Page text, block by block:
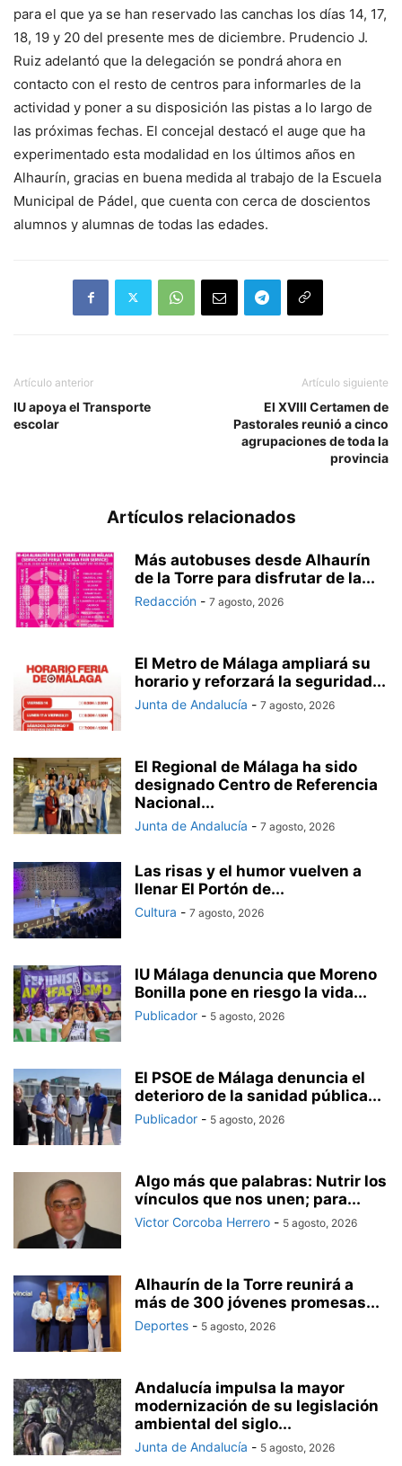
para el que ya se han reservado las canchas los días 14, 17,
18, 19 y 20 del presente mes de diciembre. Prudencio J.
Ruiz adelantó que la delegación se pondrá ahora en
contacto con el resto de centros para informarles de la
actividad y poner a su disposición las pistas a lo largo de
las próximas fechas. El concejal destacó el auge que ha
experimentado esta modalidad en los últimos años en
Alhaurín, gracias en buena medida al trabajo de la Escuela
Municipal de Pádel, que cuenta con cerca de doscientos
alumnos y alumnas de todas las edades.
Artículo anterior
IU apoya el Transporte
escolar
Artículo siguiente
El XVIII Certamen de
Pastorales reunió a cinco
agrupaciones de toda la
provincia
Artículos relacionados
Más autobuses desde Alhaurín
de la Torre para disfrutar de la...
Redacción - 7 agosto, 2026
El Metro de Málaga ampliará su
horario y reforzará la seguridad...
Junta de Andalucía - 7 agosto, 2026
El Regional de Málaga ha sido
designado Centro de Referencia
Nacional...
Junta de Andalucía - 7 agosto, 2026
Las risas y el humor vuelven a
llenar El Portón de...
Cultura - 7 agosto, 2026
IU Málaga denuncia que Moreno
Bonilla pone en riesgo la vida...
Publicador - 5 agosto, 2026
El PSOE de Málaga denuncia el
deterioro de la sanidad pública...
Publicador - 5 agosto, 2026
Algo más que palabras: Nutrir los
vínculos que nos unen; para...
Victor Corcoba Herrero - 5 agosto, 2026
Alhaurín de la Torre reunirá a
más de 300 jóvenes promesas...
Deportes - 5 agosto, 2026
Andalucía impulsa la mayor
modernización de su legislación
ambiental del siglo...
Junta de Andalucía - 5 agosto, 2026